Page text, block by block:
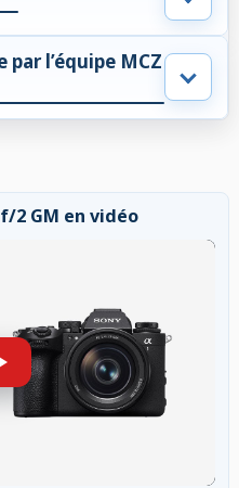
l’équipe MCZ
f/2 GM en vidéo